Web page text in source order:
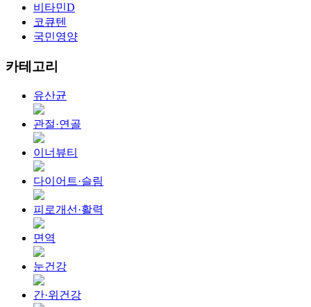
비타민D
코큐텐
국민영양
카테고리
유산균
관절·연골
이너뷰티
다이어트·슬림
피로개선·활력
면역
눈건강
간·위건강